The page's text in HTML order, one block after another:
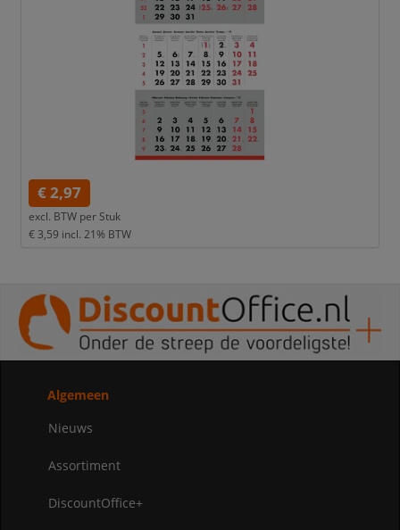
€ 2,97
excl. BTW per Stuk
€ 3,59 incl. 21% BTW
Algemeen
Nieuws
Assortiment
DiscountOffice+